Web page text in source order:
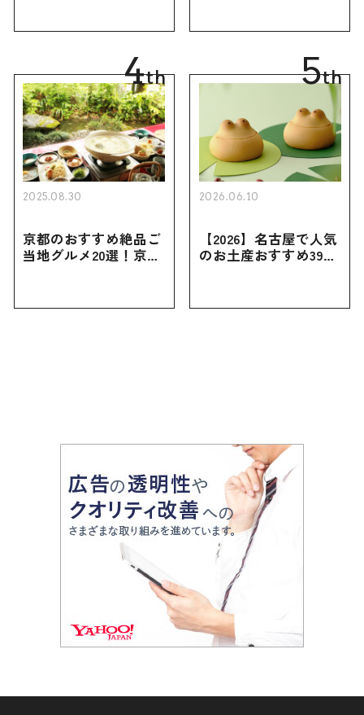
買えない限定品、女性
き用、女性向けまで幅
4th
2025.08.30
京都のおすすめ絶品ご
当地グルメ20選！京都
5th
2026.06.10
【2026】名古屋で人気
のお土産おすすめ39選
お土産・ばらまき用ま